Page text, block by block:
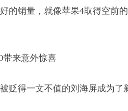
的销量，就像苹果4取得空前
贬得一文不值的刘海屏成为了